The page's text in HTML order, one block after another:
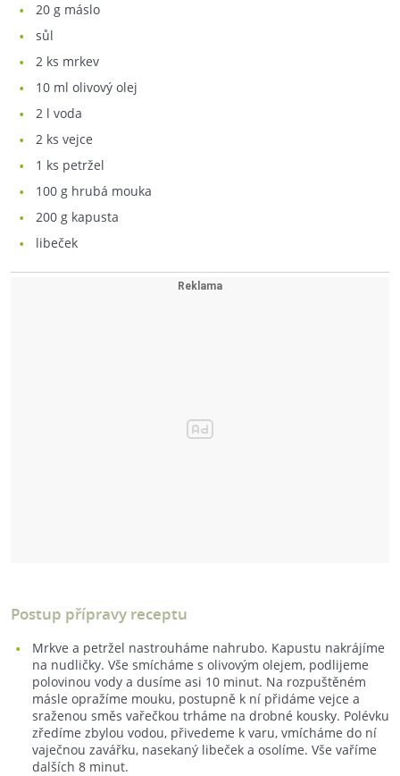
20 g máslo
sůl
2 ks mrkev
10 ml olivový olej
2 l voda
2 ks vejce
1 ks petržel
100 g hrubá mouka
200 g kapusta
libeček
Postup přípravy receptu
Mrkve a petržel nastrouháme nahrubo. Kapustu nakrájíme
na nudličky. Vše smícháme s olivovým olejem, podlijeme
polovinou vody a dusíme asi 10 minut. Na rozpuštěném
másle opražíme mouku, postupně k ní přidáme vejce a
sraženou směs vařečkou trháme na drobné kousky. Polévku
zředíme zbylou vodou, přivedeme k varu, vmícháme do ní
vaječnou zavářku, nasekaný libeček a osolíme. Vše vaříme
dalších 8 minut.